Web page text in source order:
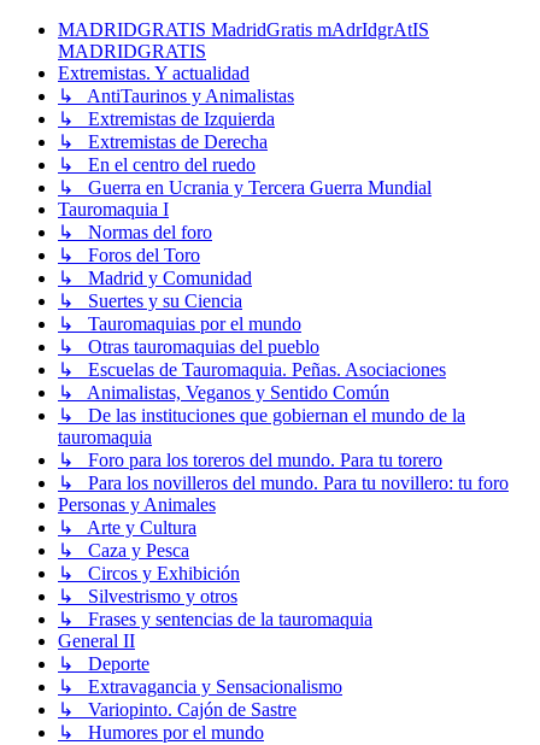
MADRIDGRATIS MadridGratis mAdrIdgrAtIS
MADRIDGRATIS
Extremistas. Y actualidad
↳ AntiTaurinos y Animalistas
↳ Extremistas de Izquierda
↳ Extremistas de Derecha
↳ En el centro del ruedo
↳ Guerra en Ucrania y Tercera Guerra Mundial
Tauromaquia I
↳ Normas del foro
↳ Foros del Toro
↳ Madrid y Comunidad
↳ Suertes y su Ciencia
↳ Tauromaquias por el mundo
↳ Otras tauromaquias del pueblo
↳ Escuelas de Tauromaquia. Peñas. Asociaciones
↳ Animalistas, Veganos y Sentido Común
↳ De las instituciones que gobiernan el mundo de la
tauromaquia
↳ Foro para los toreros del mundo. Para tu torero
↳ Para los novilleros del mundo. Para tu novillero: tu foro
Personas y Animales
↳ Arte y Cultura
↳ Caza y Pesca
↳ Circos y Exhibición
↳ Silvestrismo y otros
↳ Frases y sentencias de la tauromaquia
General II
↳ Deporte
↳ Extravagancia y Sensacionalismo
↳ Variopinto. Cajón de Sastre
↳ Humores por el mundo